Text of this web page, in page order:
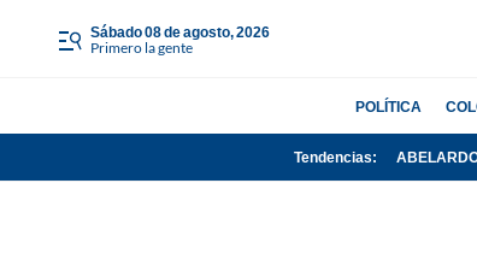
sábado 08 de agosto, 2026
Primero la gente
POLÍTICA
Tendencias: